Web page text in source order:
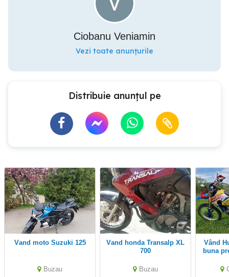
Ciobanu Veniamin
Vezi toate anunțurile
Distribuie anunțul pe
Vand moto Suzuki 125
Buzau
vand honda Transalp XL
700
Buzau
Vând Husaberg în stare
buna